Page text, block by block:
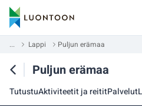
... Lappi Puljun erämaa
Puljun erämaa
TutustuAktiviteetit ja reititPalvelut